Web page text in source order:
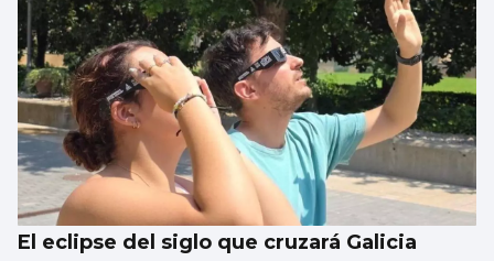
El eclipse del siglo que cruzará Galicia